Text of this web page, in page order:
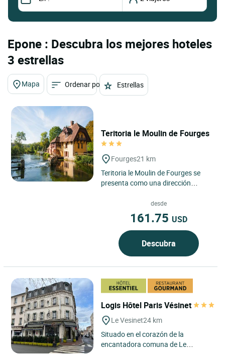
Epone : Descubra los mejores hoteles
3 estrellas
Mapa Ordenar por Estrellas
Teritoria le Moulin de Fourges
Fourges21 km
Teritoria le Moulin de Fourges se
presenta como una dirección
Fourges, en Normandía,...
desde
161.75 USD
Descubra
Logis Hôtel Paris Vésinet
Le Vesinet24 km
Situado en el corazón de la
encantadora comuna de Le